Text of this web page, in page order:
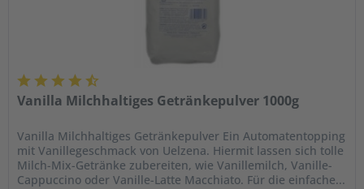
Vanilla Milchhaltiges Getränkepulver 1000g
Vanilla Milchhaltiges Getränkepulver Ein Automatentopping
mit Vanillegeschmack von Uelzena. Hiermit lassen sich tolle
Milch-Mix-Getränke zubereiten, wie Vanillemilch, Vanille-
Cappuccino oder Vanille-Latte Macchiato. Für die einfache...